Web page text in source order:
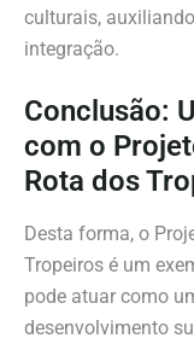
culturais,
integração.
Conclusão:
com o
Rota dos
Desta forma, o
Tropeiros é um
pode atuar como
desenvolvimento